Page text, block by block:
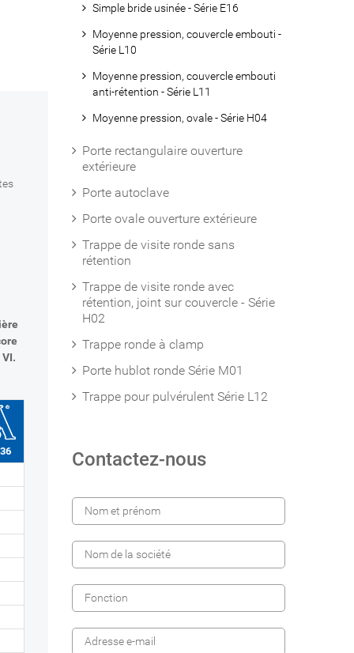
Simple bride usinée - Série E16
Moyenne pression, couvercle embouti -
Série L10
Moyenne pression, couvercle embouti
anti-rétention - Série L11
Moyenne pression, ovale - Série H04
Porte rectangulaire ouverture
extérieure
Porte autoclave
Porte ovale ouverture extérieure
Trappe de visite ronde sans
rétention
Trappe de visite ronde avec
rétention, joint sur couvercle - Série
H02
Trappe ronde à clamp
Porte hublot ronde Série M01
Trappe pour pulvérulent Série L12
Contactez-nous